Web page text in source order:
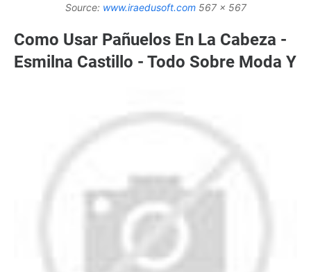
Source: www.iraedusoft.com567 x 567
Como Usar Pañuelos En La Cabeza -
Esmilna Castillo - Todo Sobre Moda Y